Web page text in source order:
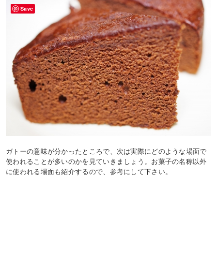
ガトーの意味が分かったところで、次は実際にどのような場面で
使われることが多いのかを見ていきましょう。お菓子の名称以外
に使われる場面も紹介するので、参考にして下さい。
Save